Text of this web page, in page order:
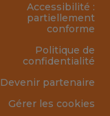
Accessibilité :
partiellement
conforme
Politique de
confidentialité
Devenir partenaire
Gérer les cookies